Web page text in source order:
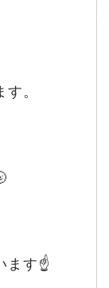
。
ます☝️